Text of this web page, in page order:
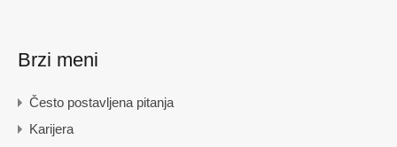
Brzi meni
Često postavljena pitanja
Karijera